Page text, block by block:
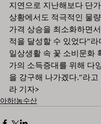
지연으로 지난해보다 단
상황에서도 적극적인 물
가격 상승을 최소화하면
적을 달성할 수 있었다”라
일상생활 속 꽃 소비문화
가의 소득증대를 위해 다
을 강구해 나가겠다.”라
라 기자>
아하!농수산